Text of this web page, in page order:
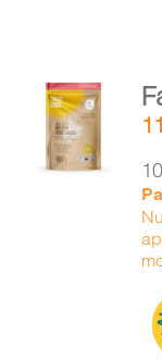
AJOUTER
AU
PANIER
DÉTAILS